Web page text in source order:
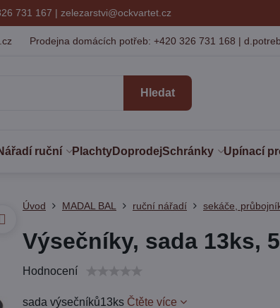
731 167 | zelezarstvi@ockvartet.cz
Prodejna domácích potřeb: +420 326 731 168 |
Hledat
ruční PlachtyDoprodejSchránky Upínací
Úvod MADAL BAL ruční nářadí sekáče,
Výsečníky, sada 13ks,
Hodnocení
sada výsečníků13ks Čtěte více